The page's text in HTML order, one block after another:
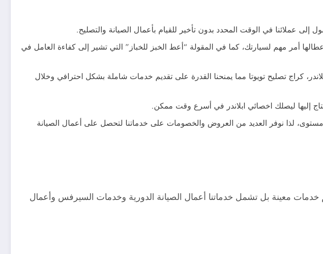
إلى عملائنا في الوقت المحدد بدون تأخير للقيام بأعمال الصيانة والتصليح.
أمر مهم لسيارتك، كما في المقولة “أعط الخبز للخباز” التي تشير إلى كفاءة العامل في
كراج تصليح تويوتا مما يمنحنا القدرة على تقديم خدمات شاملة بشكل احترافي وخلال
إليها ليصلك اخصائي ابلاندر في أسرع وقت ممكن.
لذا نوفر العديد من العروض والخصومات على خدماتنا لتحصل على أعمال الصيانة
خدمات معينة بل تشمل خدماتنا أعمال الصيانة الدورية وخدمات السيرفس وأعمال